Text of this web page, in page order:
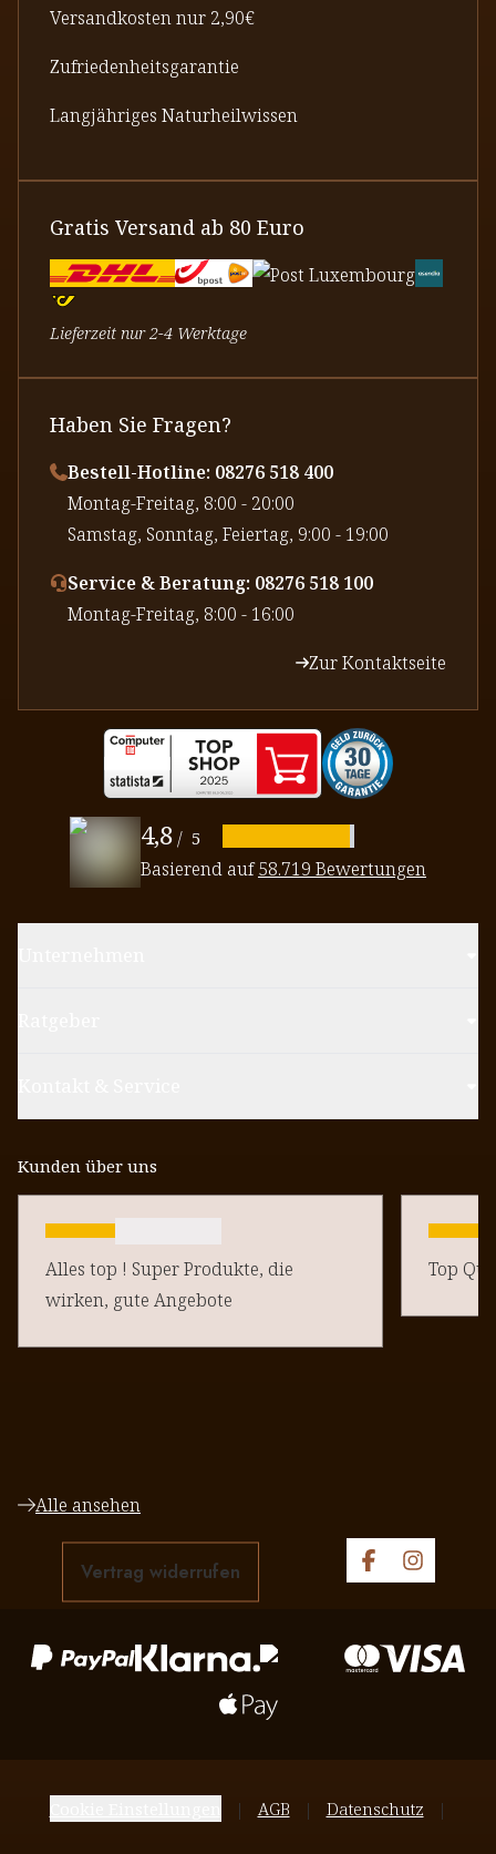
Versandkosten nur 2,90€
Zufriedenheitsgarantie
Langjähriges Naturheilwissen
Gratis Versand ab 80 Euro
Lieferzeit nur 2-4 Werktage
Haben Sie Fragen?
Bestell-Hotline: 08276 518 400
⁠Montag-Freitag, 8:00 - 20:00
⁠Samstag, Sonntag, Feiertag, 9:00 - 19:00
Service & Beratung: 08276 518 100
⁠Montag-Freitag, 8:00 - 16:00
Zur Kontaktseite
4,8/ 5
Basierend auf58.719 Bewertungen
Kunden über uns
Alles top ! Super Produkte, die
wirken, gute Angebote
Top
Alle ansehen
Vertrag widerrufen
AGB Datenschutz